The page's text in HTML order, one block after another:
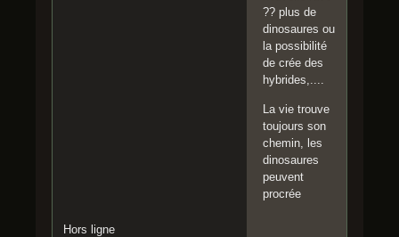
?? plus de
dinosaures ou
la possibilité
de crée des
hybrides,....
La vie trouve
toujours son
chemin, les
dinosaures
peuvent
procrée
Hors ligne